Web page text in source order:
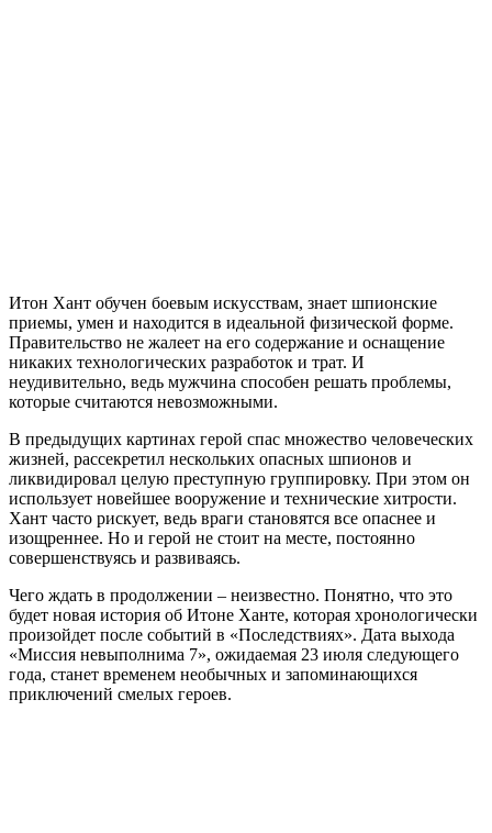
Итон Хант обучен боевым искусствам, знает шпионские
приемы, умен и находится в идеальной физической форме.
Правительство не жалеет на его содержание и оснащение
никаких технологических разработок и трат. И
неудивительно, ведь мужчина способен решать проблемы,
которые считаются невозможными.
В предыдущих картинах герой спас множество человеческих
жизней, рассекретил нескольких опасных шпионов и
ликвидировал целую преступную группировку. При этом он
использует новейшее вооружение и технические хитрости.
Хант часто рискует, ведь враги становятся все опаснее и
изощреннее. Но и герой не стоит на месте, постоянно
совершенствуясь и развиваясь.
Чего ждать в продолжении – неизвестно. Понятно, что это
будет новая история об Итоне Ханте, которая хронологически
произойдет после событий в «Последствиях». Дата выхода
«Миссия невыполнима 7», ожидаемая 23 июля следующего
года, станет временем необычных и запоминающихся
приключений смелых героев.